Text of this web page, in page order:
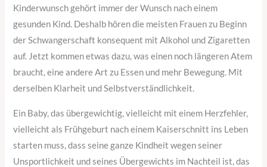
Kinderwunsch gehört immer der Wunsch nach einem
gesunden Kind. Deshalb hören die meisten Frauen zu Beginn
der Schwangerschaft konsequent mit Alkohol und Zigaretten
auf. Jetzt kommen etwas dazu, was einen noch längeren Atem
braucht, eine andere Art zu Essen und mehr Bewegung. Mit
derselben Klarheit und Selbstverständlichkeit.
Ein Baby, das übergewichtig, vielleicht mit einem Herzfehler,
vielleicht als Frühgeburt nach einem Kaiserschnitt ins Leben
starten muss, dass seine ganze Kindheit wegen seiner
Unsportlichkeit und seines Übergewichts im Nachteil ist, das